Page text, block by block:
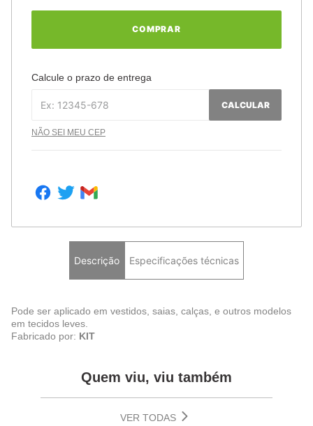
COMPRAR
Calcule o prazo de entrega
CALCULAR
NÃO SEI MEU CEP
Descrição Especificações técnicas
Pode ser aplicado em vestidos, saias, calças, e outros modelos
em tecidos leves.
Fabricado por: KIT
Quem viu, viu também
VER TODAS